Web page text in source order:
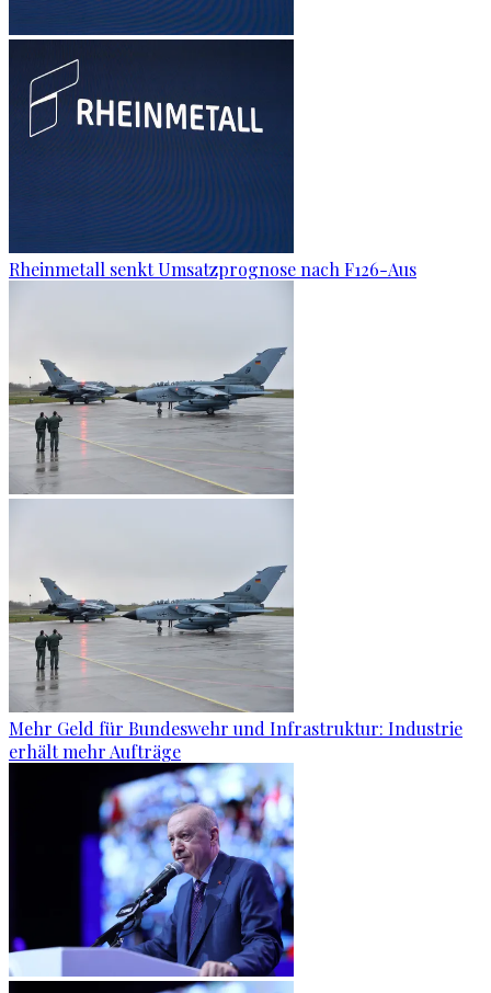
Rheinmetall senkt Umsatzprognose nach F126-Aus
Mehr Geld für Bundeswehr und Infrastruktur: Industrie
erhält mehr Aufträge